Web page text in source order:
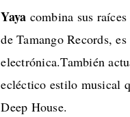
Yaya combina sus
de Tamango Records,
electrónica.También
ecléctico estilo musical
Deep House.